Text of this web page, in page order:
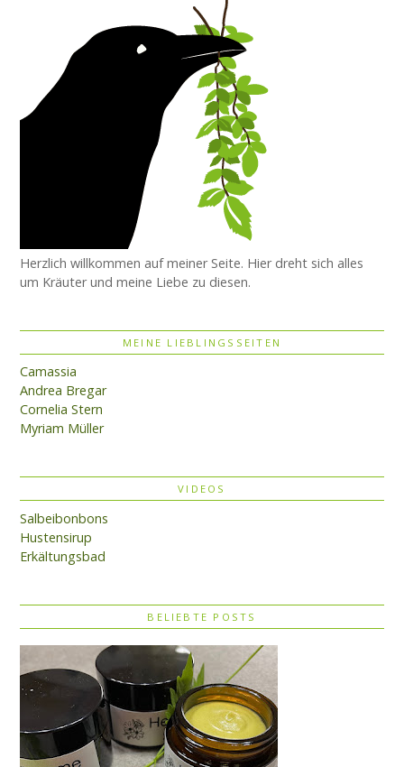
Herzlich willkommen auf meiner Seite. Hier dreht sich alles
um Kräuter und meine Liebe zu diesen.
MEINE LIEBLINGSSEITEN
Camassia
Andrea Bregar
Cornelia Stern
Myriam Müller
VIDEOS
Salbeibonbons
Hustensirup
Erkältungsbad
BELIEBTE POSTS